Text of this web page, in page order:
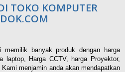
TOKO KOMPUTER
banyak produk dengan harga
laptop, Harga CCTV, harga Proyektor,
menjamin anda akan mendapatkan